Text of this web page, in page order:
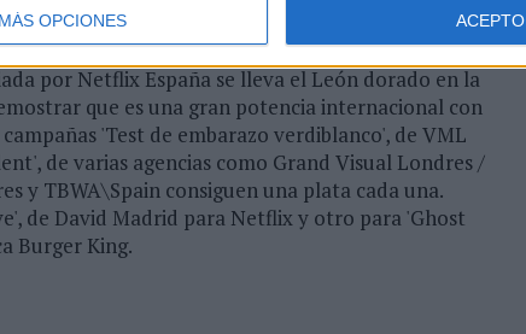
MÁS OPCIONES ACEPTO
que ya ha sido reconocido este año en Cannes,
por Netflix España se lleva el León dorado en la
que es una gran potencia internacional con
'Test de embarazo verdiblanco', de VML
de varias agencias como Grand Visual Londres /
y TBWA\Spain consiguen una plata cada una.
de David Madrid para Netflix y otro para 'Ghost
Burger King.